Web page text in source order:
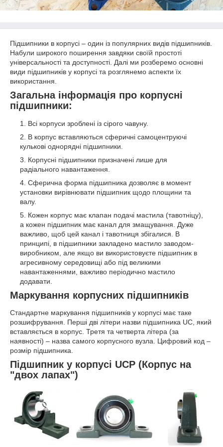
Підшипники в корпусі – один із популярних видів підшипників.
Набули широкого поширення завдяки своїй простоті
універсальності та доступності. Далі ми розберемо основні
види підшипників у корпусі та розглянемо аспекти їх
використання.
Загальна інформація про корпусні
підшипники:
Всі корпуси зроблені із сірого чавуну.
В корпус вставляються сферичні самоцентруючі
кулькові однорядні підшипники.
Корпусні підшипники призначені лише для
радіального навантаження.
Сферична форма підшипника дозволяє в момент
установки вирівнювати підшипник щодо площини та
валу.
Кожен корпус має клапан подачі мастила (тавотніцу),
а кожен підшипник має канал для змащування. Дуже
важливо, щоб цей канал і тавотниця збігалися. В
принципі, в підшипники закладено мастило заводом-
виробником, але якщо ви використовуєте підшипник в
агресивному середовищі або під великими
навантаженнями, важливо періодично мастило
додавати.
Маркування корпусних підшипників
Стандартне маркування підшипників у корпусі має таке
розшифрування. Перші дві літери назви підшипника UC, який
вставляється в корпус. Третя та четверта літера (за
наявності) – назва самого корпусного вузла. Цифровий код –
розмір підшипника.
Підшипник у корпусі UCP (Корпус на
"двох лапах")